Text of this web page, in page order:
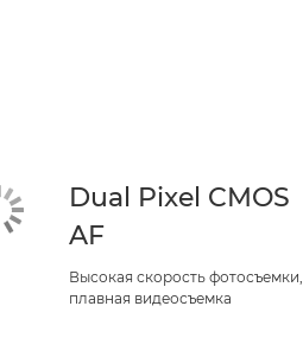
Dual Pixel CMOS
AF
Высокая скорость фотосъемки,
плавная видеосъемка